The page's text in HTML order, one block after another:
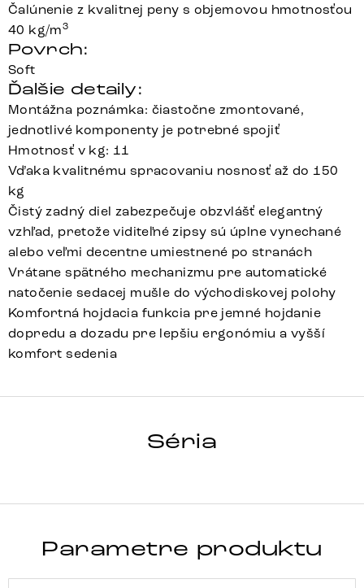
Čalúnenie z kvalitnej peny s objemovou hmotnosťou
40 kg/m3
Povrch:
Soft
Ďalšie detaily:
Montážna poznámka: čiastočne zmontované,
jednotlivé komponenty je potrebné spojiť
Hmotnosť v kg: 11
Vďaka kvalitnému spracovaniu nosnosť až do 150
kg
Čistý zadný diel zabezpečuje obzvlášť elegantný
vzhľad, pretože viditeľné zipsy sú úplne vynechané
alebo veľmi decentne umiestnené po stranách
Vrátane spätného mechanizmu pre automatické
natočenie sedacej mušle do východiskovej polohy
Komfortná hojdacia funkcia pre jemné hojdanie
dopredu a dozadu pre lepšiu ergonómiu a vyšší
komfort sedenia
Séria
VINJA-FLEX
Parametre produktu